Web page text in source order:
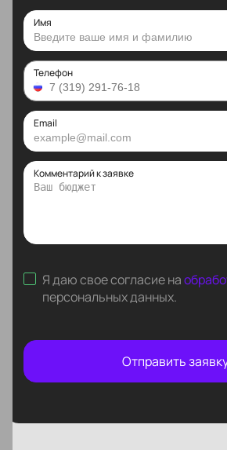
Имя
Телефон
Email
Комментарий к заявке
Я даю свое согласие на
персональных данных.
Отправить